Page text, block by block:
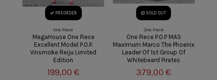
PREORDER
One Piece
MegaHouse One Piece
Excellent Model P.O.P.
Vinsmoke Reiju Limited
Edition
199,00 €
SOLD OUT
One Piece
One Piece P.O.P MAS
Maximum Marco The Phoenix
Leader Of 1st Group Of
Whitebeard Pirates
379,00 €